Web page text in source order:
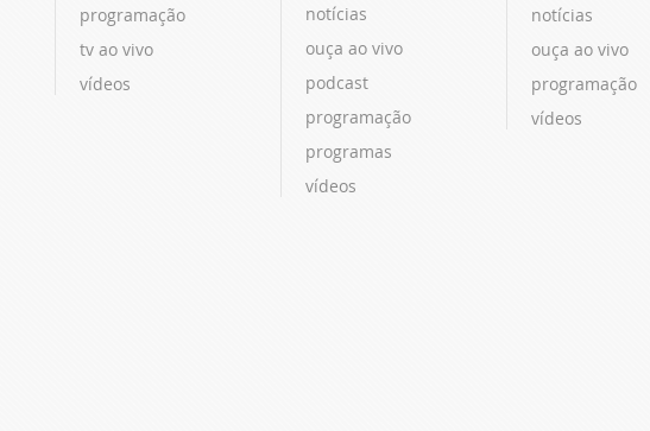
programação
tv ao vivo
vídeos
notícias
ouça ao vivo
podcast
programação
programas
vídeos
notícias
ouça ao vivo
programação
vídeos